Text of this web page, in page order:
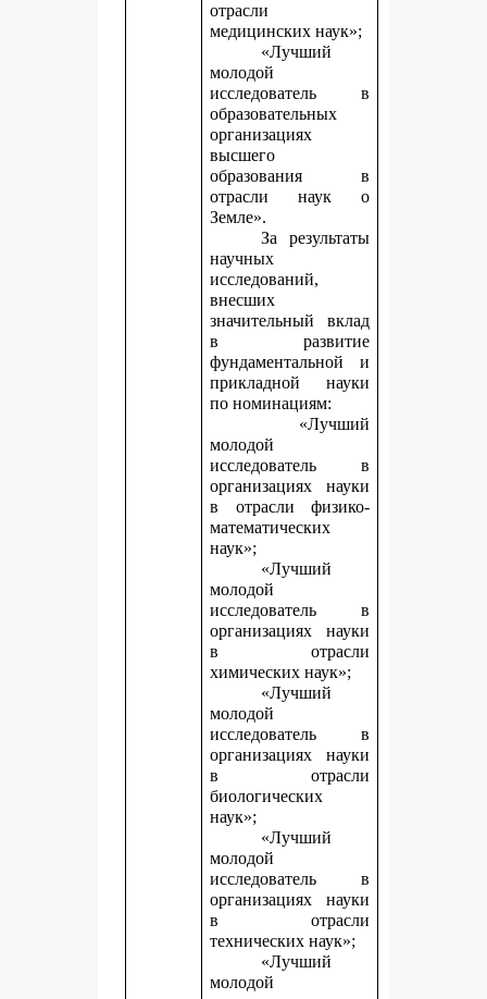
отрасли
медицинских наук»;
«Лучший
молодой
исследователь в
образовательных
организациях
высшего
образования в
отрасли наук о
Земле».
За результаты
научных
исследований,
внесших
значительный вклад
в развитие
фундаментальной и
прикладной науки
по номинациям:
«Лучший
молодой
исследователь в
организациях науки
в отрасли физико-
математических
наук»;
«Лучший
молодой
исследователь в
организациях науки
в отрасли
химических наук»;
«Лучший
молодой
исследователь в
организациях науки
в отрасли
биологических
наук»;
«Лучший
молодой
исследователь в
организациях науки
в отрасли
технических наук»;
«Лучший
молодой